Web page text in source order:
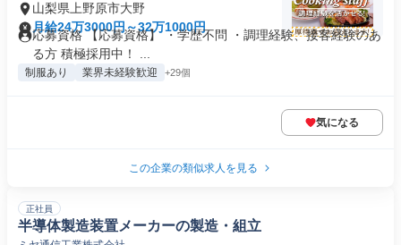
山梨県上野原市大野
月給24万3000円～32万1000円
応募資格 【応募資格】 ・学歴不問 ・調理経験、接客経験のあ
る方 積極採用中！ ...
制服あり 業界未経験歓迎 +29個
気になる
この企業の類似求人を見る
正社員
半導体製造装置メーカーの製造・組立